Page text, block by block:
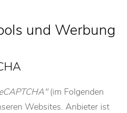
und Werbung
(im Folgenden
Websites. Anbieter ist